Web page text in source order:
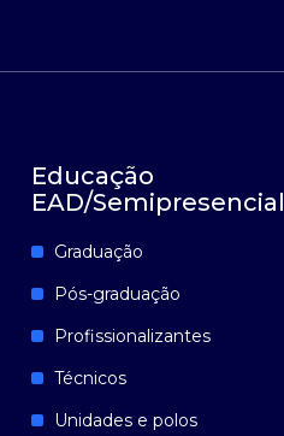
Educação
EAD/Semipresencial
Graduação
Pós-graduação
Profissionalizantes
Técnicos
Unidades e polos